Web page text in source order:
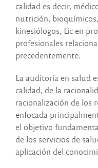
calidad es decir,
nutrición,
kinesiólogos, Lic en
profesionales
precedentemente.
La auditoría en salud
calidad, de la
racionalización de los
enfocada
el objetivo
de los servicios de
aplicación del